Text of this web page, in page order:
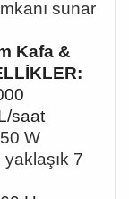
ı sunar
Kafa &
saat
W
yaklaşık 7